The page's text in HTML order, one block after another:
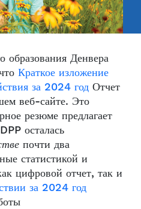
образования Денвера
Краткое изложение
за 2024 год Отчет
веб-сайте. Это
резюме предлагает
осталась
почти два
статистикой и
цифровой отчет, так и
за 2024 год